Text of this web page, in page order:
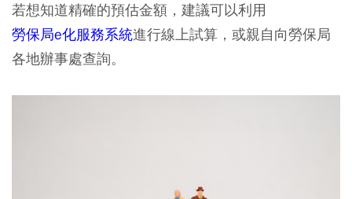
若想知道精確的預估金額，建議可以利用
勞保局e化服務系統進行線上試算，或親自向勞保局
各地辦事處查詢。